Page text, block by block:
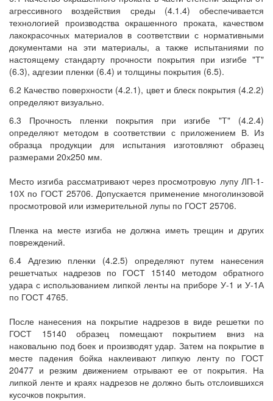
агрессивного воздействия среды (4.1.4) обеспечивается
технологией производства окрашенного проката, качеством
лакокрасочных материалов в соответствии с нормативными
документами на эти материалы, а также испытаниями по
настоящему стандарту прочности покрытия при изгибе "Т"
(6.3), адгезии пленки (6.4) и толщины покрытия (6.5).
6.2 Качество поверхности (4.2.1), цвет и блеск покрытия (4.2.2)
определяют визуально.
6.3 Прочность пленки покрытия при изгибе "Т" (4.2.4)
определяют методом в соответствии с приложением В. Из
образца продукции для испытания изготовляют образец
размерами 20х250 мм.
Место изгиба рассматривают через просмотровую лупу ЛП-1-
10Х по ГОСТ 25706. Допускается применение многолинзовой
просмотровой или измерительной лупы по ГОСТ 25706.
Пленка на месте изгиба не должна иметь трещин и других
повреждений.
6.4 Адгезию пленки (4.2.5) определяют путем нанесения
решетчатых надрезов по ГОСТ 15140 методом обратного
удара с использованием липкой ленты на приборе У-1 и У-1А
по ГОСТ 4765.
После нанесения на покрытие надрезов в виде решетки по
ГОСТ 15140 образец помещают покрытием вниз на
наковальню под боек и производят удар. Затем на покрытие в
месте падения бойка наклеивают липкую ленту по ГОСТ
20477 и резким движением отрывают ее от покрытия. На
липкой ленте и краях надрезов не должно быть отслоившихся
кусочков покрытия.